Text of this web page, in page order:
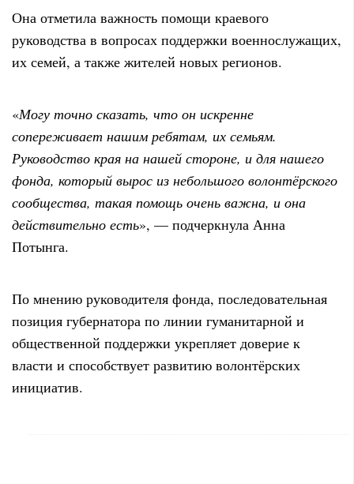
Она отметила важность помощи краевого
руководства в вопросах поддержки военнослужащих,
их семей, а также жителей новых регионов.
«Могу точно сказать, что он искренне
сопереживает нашим ребятам, их семьям.
Руководство края на нашей стороне, и для нашего
фонда, который вырос из небольшого волонтёрского
сообщества, такая помощь очень важна, и она
действительно есть», — подчеркнула Анна
Потынга.
По мнению руководителя фонда, последовательная
позиция губернатора по линии гуманитарной и
общественной поддержки укрепляет доверие к
власти и способствует развитию волонтёрских
инициатив.